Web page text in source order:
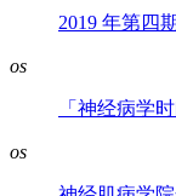
2019 年第四
os
「神经病学
os